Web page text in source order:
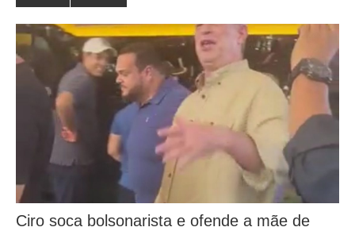
Ciro soca bolsonarista e ofende a mãe de